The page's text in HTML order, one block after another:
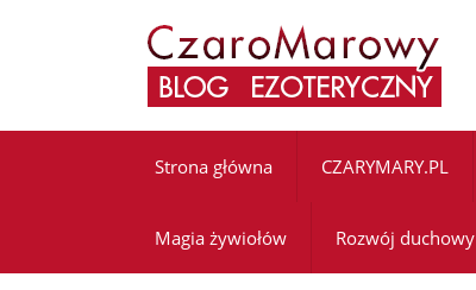
Strona główna CZARYMARY.PL
Magia żywiołów Rozwój duchowy